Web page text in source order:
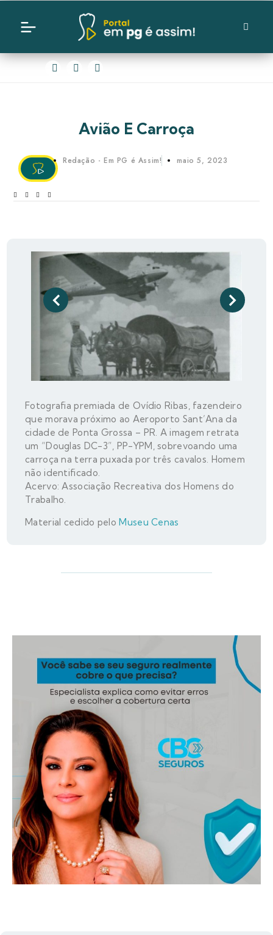
Avião E Carroça
Redação - Em PG é Assim! maio 5, 2023
Fotografia premiada de Ovídio Ribas, fazendeiro
que morava próximo ao Aeroporto Sant’Ana da
cidade de Ponta Grossa – PR. A imagem retrata
um “Douglas DC-3”, PP-YPM, sobrevoando uma
carroça na terra puxada por três cavalos. Homem
não identificado.
Acervo: Associação Recreativa dos Homens do
Trabalho.
Material cedido pelo Museu Cenas